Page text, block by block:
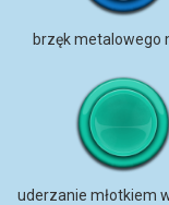
brzęk metalowego
uderzanie młotkiem